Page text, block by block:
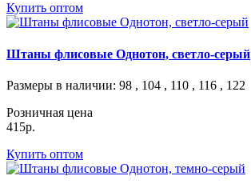
Купить оптом
Штаны флисовые Однотон, светло-серый
Размеры в наличии: 98 , 104 , 110 , 116 , 122
Розничная цена
415р.
Купить оптом